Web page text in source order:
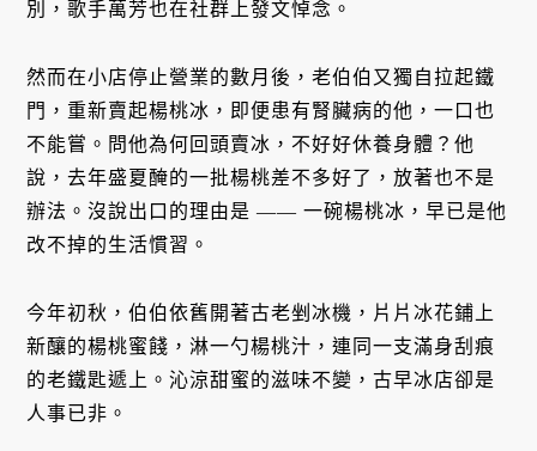
別，歌手萬芳也在社群上發文悼念。
然而在小店停止營業的數月後，老伯伯又獨自拉起鐵
門，重新賣起楊桃冰，即便患有腎臟病的他，一口也
不能嘗。問他為何回頭賣冰，不好好休養身體？他
說，去年盛夏醃的一批楊桃差不多好了，放著也不是
辦法。沒說出口的理由是 —— 一碗楊桃冰，早已是他
改不掉的生活慣習。
今年初秋，伯伯依舊開著古老剉冰機，片片冰花鋪上
新釀的楊桃蜜餞，淋一勺楊桃汁，連同一支滿身刮痕
的老鐵匙遞上。沁涼甜蜜的滋味不變，古早冰店卻是
人事已非。